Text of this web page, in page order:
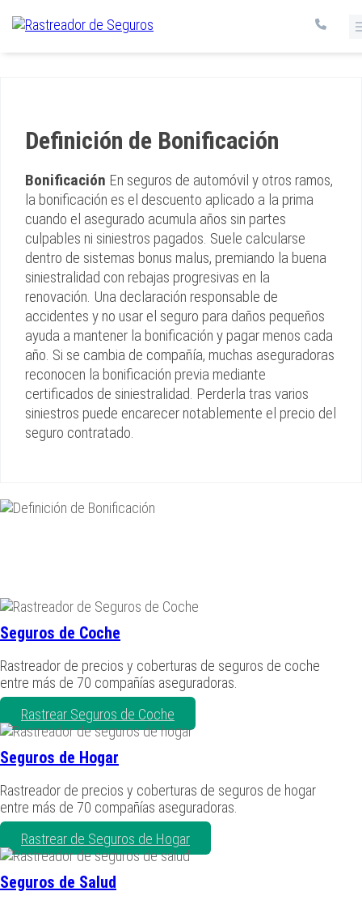
Definición de Bonificación
Bonificación En seguros de automóvil y otros ramos,
la bonificación es el descuento aplicado a la prima
cuando el asegurado acumula años sin partes
culpables ni siniestros pagados. Suele calcularse
dentro de sistemas bonus malus, premiando la buena
siniestralidad con rebajas progresivas en la
renovación. Una declaración responsable de
accidentes y no usar el seguro para daños pequeños
ayuda a mantener la bonificación y pagar menos cada
año. Si se cambia de compañía, muchas aseguradoras
reconocen la bonificación previa mediante
certificados de siniestralidad. Perderla tras varios
siniestros puede encarecer notablemente el precio del
seguro contratado.
Seguros de Coche
Rastreador de precios y coberturas de seguros de coche
entre más de 70 compañías aseguradoras.
Rastrear Seguros de Coche
Seguros de Hogar
Rastreador de precios y coberturas de seguros de hogar
entre más de 70 compañías aseguradoras.
Rastrear de Seguros de Hogar
Seguros de Salud